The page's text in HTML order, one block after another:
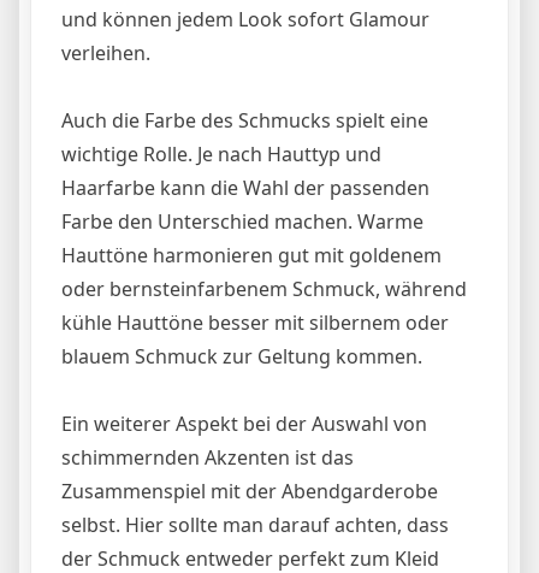
und können jedem Look sofort Glamour
verleihen.
Auch die Farbe des Schmucks spielt eine
wichtige Rolle. Je nach Hauttyp und
Haarfarbe kann die Wahl der passenden
Farbe den Unterschied machen. Warme
Hauttöne harmonieren gut mit goldenem
oder bernsteinfarbenem Schmuck, während
kühle Hauttöne besser mit silbernem oder
blauem Schmuck zur Geltung kommen.
Ein weiterer Aspekt bei der Auswahl von
schimmernden Akzenten ist das
Zusammenspiel mit der Abendgarderobe
selbst. Hier sollte man darauf achten, dass
der Schmuck entweder perfekt zum Kleid